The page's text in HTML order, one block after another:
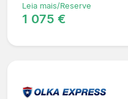
Leia mais/Reserve
1 075 €